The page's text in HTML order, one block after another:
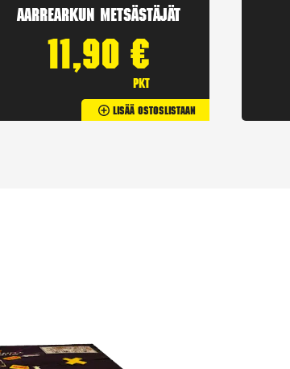
Aarrearkun Metsästäjät
11,90 €
pkt
Lisää Ostoslistaan